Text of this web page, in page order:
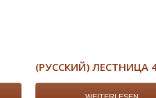
(РУССКИЙ) ЛЕСТНИЦА